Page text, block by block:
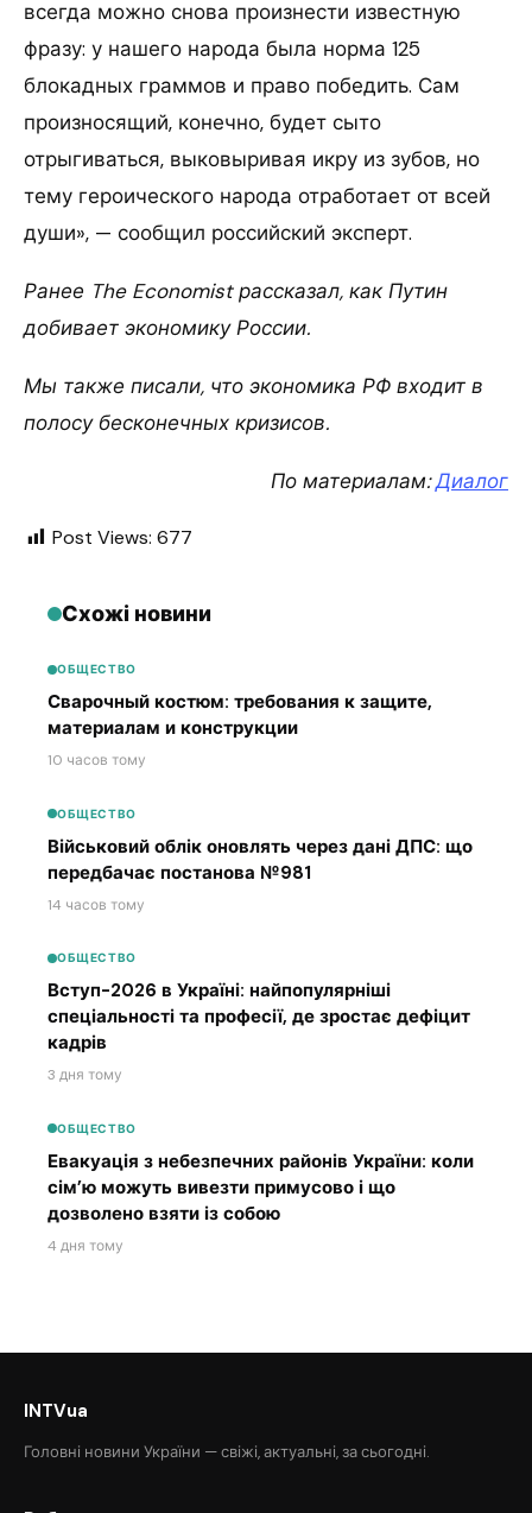
всегда можно снова произнести известную
фразу: у нашего народа была норма 125
блокадных граммов и право победить. Сам
произносящий, конечно, будет сыто
отрыгиваться, выковыривая икру из зубов, но
тему героического народа отработает от всей
души», — сообщил российский эксперт.
Ранее The Economist рассказал, как Путин
добивает экономику России.
Мы также писали, что экономика РФ входит в
полосу бесконечных кризисов.
По материалам:Диалог
Post Views: 677
Схожі новини
ОБЩЕСТВО
Сварочный костюм: требования к защите,
материалам и конструкции
10 часов тому
ОБЩЕСТВО
Військовий облік оновлять через дані ДПС: що
передбачає постанова №981
14 часов тому
ОБЩЕСТВО
Вступ-2026 в Україні: найпопулярніші
спеціальності та професії, де зростає дефіцит
кадрів
3 дня тому
ОБЩЕСТВО
Евакуація з небезпечних районів України: коли
сім’ю можуть вивезти примусово і що
дозволено взяти із собою
4 дня тому
INTVua
Головні новини України — свіжі, актуальні, за сьогодні.